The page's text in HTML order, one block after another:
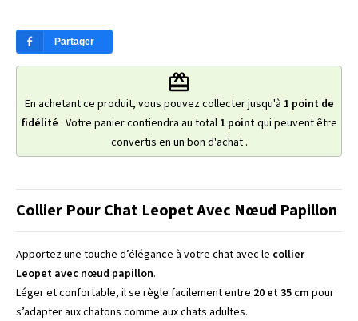
Partager
redeem
En achetant ce produit, vous pouvez collecter jusqu'à 1 point de
fidélité . Votre panier contiendra au total 1 pointqui peuvent être
convertis en un bon d'achat .
Collier Pour Chat Leopet Avec Nœud Papillon
Apportez une touche d’élégance à votre chat avec le collier
Leopet avec nœud papillon.
Léger et confortable, il se règle facilement entre 20 et 35 cm pour
s’adapter aux chatons comme aux chats adultes.